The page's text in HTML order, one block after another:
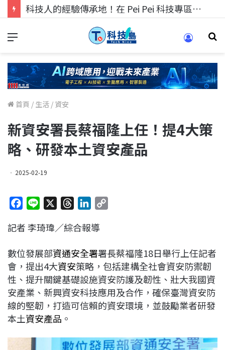
科技人的經驗傳承地！在 Pei Pei 科技專區，與學弟妹交流最硬核的技術
首頁 / 生活 / 資安
新資安署長蔡福隆上任！提4大策
略、研發本土資安產品
2025-02-19
c
b
o
o
k
n
r
a
d
s
n
e
d
I
n
L
i
n
k
記者 李琦瑋／綜合報導
數位發展部資通安全署署長蔡福隆18日舉行上任記者
會，提出4大資安策略，包括建構全社會資安防禦韌
性、提升關鍵基礎設施資安防護及韌性、壯大我國資
安產業、新興資安科技應用及合作，確保臺灣資安防
線的堅韌，打造可信賴的資安環境，並鼓勵業者研發
本土資安產品 。